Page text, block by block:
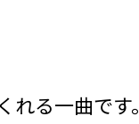
る一曲です。